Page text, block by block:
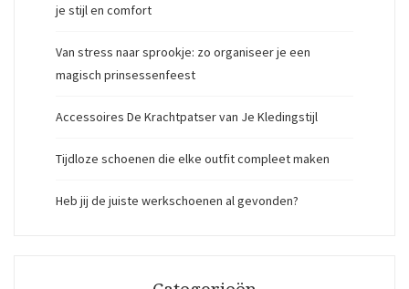
je stijl en comfort
Van stress naar sprookje: zo organiseer je een
magisch prinsessenfeest
Accessoires De Krachtpatser van Je Kledingstijl
Tijdloze schoenen die elke outfit compleet maken
Heb jij de juiste werkschoenen al gevonden?